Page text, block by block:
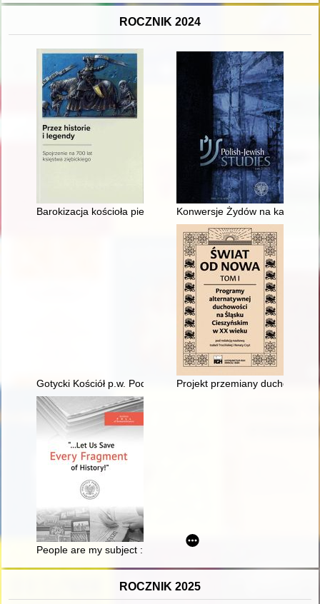
ROCZNIK 2024
Barokizacja kościoła pielgrzymkowego w Bobolicach jako
Konwersje Żydów na
Gotycki Kościół p.w. Podwyższenia Krzyża Świętego w
Projekt przemiany duchowej w
People are my subject : Julien Bryan's collection in Warsaw
ROCZNIK 2025